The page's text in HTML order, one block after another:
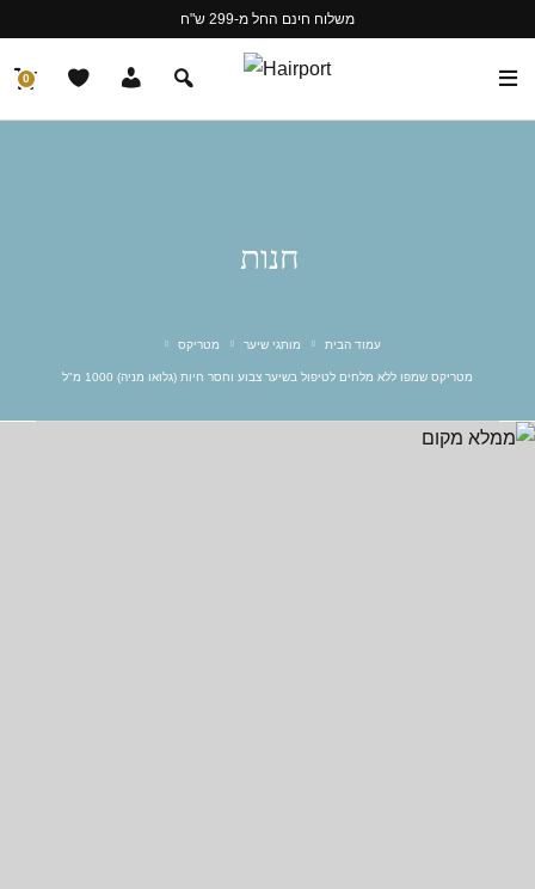
משלוח חינם החל מ-299 ש"ח
0
חנות
עמוד הבית מותגי שיער מטריקס
מטריקס שמפו ללא מלחים לטיפול בשיער צבוע וחסר חיות (גלואו מניה) 1000 מ"ל